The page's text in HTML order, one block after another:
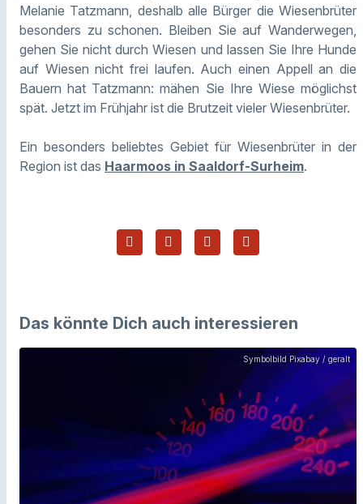
Melanie Tatzmann, deshalb alle Bürger die Wiesenbrüter
besonders zu schonen. Bleiben Sie auf Wanderwegen,
gehen Sie nicht durch Wiesen und lassen Sie Ihre Hunde
auf Wiesen nicht frei laufen. Auch einen Appell an die
Bauern hat Tatzmann: mähen Sie Ihre Wiese möglichst
spät. Jetzt im Frühjahr ist die Brutzeit vieler Wiesenbrüter.
Ein besonders beliebtes Gebiet für Wiesenbrüter in der
Region ist das Haarmoos in Saaldorf-Surheim.
Das könnte Dich auch interessieren
Symbolbild Pixabay / geralt